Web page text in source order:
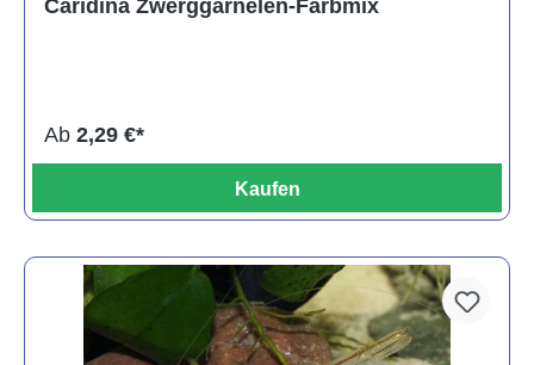
Caridina Zwerggarnelen-Farbmix
Ab 2,29 €*
Kaufen